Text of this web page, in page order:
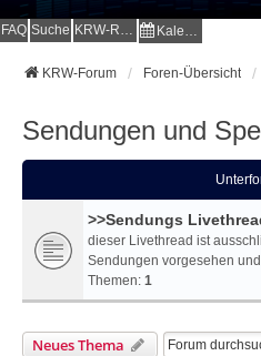
FAQ Suche KRW-Radio Kalender
KRW-Forum Foren-Übersicht
Sendungen und
>>Sendungs
dieser Livethread ist
Sendungen vorgesehen
Themen: 1
Neues Thema